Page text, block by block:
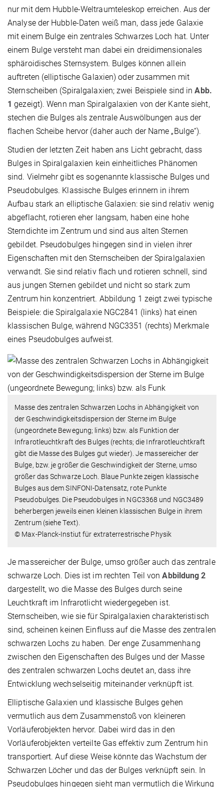
nur mit dem Hubble-Weltraumteleskop erreichen. Aus der
Analyse der Hubble-Daten weiß man, dass jede Galaxie
mit einem Bulge ein zentrales Schwarzes Loch hat. Unter
einem Bulge versteht man dabei ein dreidimensionales
sphäroidisches Sternsystem. Bulges können allein
auftreten (elliptische Galaxien) oder zusammen mit
Sternscheiben (Spiralgalaxien; zwei Beispiele sind inAbb.
1 gezeigt). Wenn man Spiralgalaxien von der Kante sieht,
stechen die Bulges als zentrale Auswölbungen aus der
flachen Scheibe hervor (daher auch der Name „Bulge“).
Studien der letzten Zeit haben ans Licht gebracht, dass
Bulges in Spiralgalaxien kein einheitliches Phänomen
sind. Vielmehr gibt es sogenannte klassische Bulges und
Pseudobulges. Klassische Bulges erinnern in ihrem
Aufbau stark an elliptische Galaxien: sie sind relativ wenig
abgeflacht, rotieren eher langsam, haben eine hohe
Sterndichte im Zentrum und sind aus alten Sternen
gebildet. Pseudobulges hingegen sind in vielen ihrer
Eigenschaften mit den Sternscheiben der Spiralgalaxien
verwandt. Sie sind relativ flach und rotieren schnell, sind
aus jungen Sternen gebildet und nicht so stark zum
Zentrum hin konzentriert. Abbildung 1 zeigt zwei typische
Beispiele: die Spiralgalaxie NGC2841 (links) hat einen
klassischen Bulge, während NGC3351 (rechts) Merkmale
eines Pseudobulges aufweist.
Masse des zentralen Schwarzen Lochs in Abhängigkeit von
der Geschwindigkeitsdispersion der Sterne im Bulge
(ungeordnete Bewegung; links) bzw. als Funktion der
Infrarotleuchtkraft des Bulges (rechts; die Infrarotleuchtkraft
gibt die Masse des Bulges gut wieder). Je massereicher der
Bulge, bzw. je größer die Geschwindigkeit der Sterne, umso
größer das Schwarze Loch. Blaue Punkte zeigen klassische
Bulges aus dem SINFONI-Datensatz, rote Punkte
Pseudobulges. Die Pseudobulges in NGC3368 und NGC3489
beherbergen jeweils einen kleinen klassischen Bulge in ihrem
Zentrum (siehe Text).
© Max-Planck-Instiut für extraterrestrische Physik
Je massereicher der Bulge, umso größer auch das zentrale
schwarze Loch. Dies ist im rechten Teil vonAbbildung 2
dargestellt, wo die Masse des Bulges durch seine
Leuchtkraft im Infrarotlicht wiedergegeben ist.
Sternscheiben, wie sie für Spiralgalaxien charakteristisch
sind, scheinen keinen Einfluss auf die Masse des zentralen
schwarzen Lochs zu haben. Der enge Zusammenhang
zwischen den Eigenschaften des Bulges und der Masse
des zentralen schwarzen Lochs deutet an, dass ihre
Entwicklung wechselseitig miteinander verknüpft ist.
Elliptische Galaxien und klassische Bulges gehen
vermutlich aus dem Zusammenstoß von kleineren
Vorläuferobjekten hervor. Dabei wird das in den
Vorläuferobjekten verteilte Gas effektiv zum Zentrum hin
transportiert. Auf diese Weise könnte das Wachstum der
Schwarzen Löcher und das der Bulges verknüpft sein. In
Pseudobulges hingegen sieht man vermutlich die Wirkung